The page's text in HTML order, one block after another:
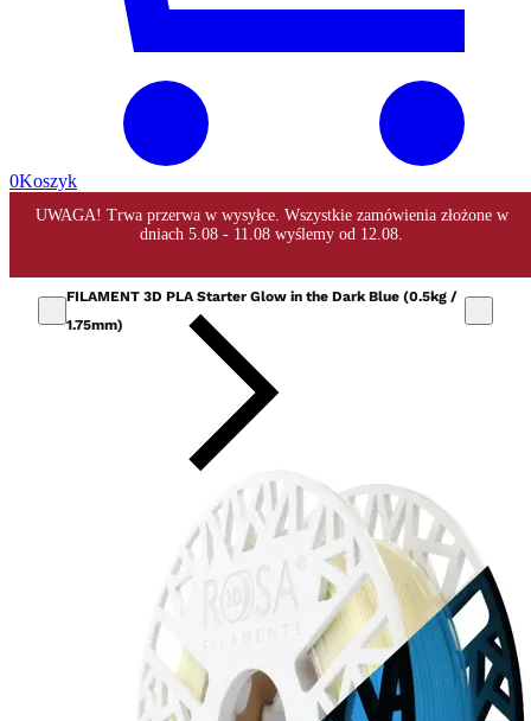
0Koszyk
FILAMENT 3D PLA Starter Glow in the Dark Blue (0.5kg /
1.75mm)